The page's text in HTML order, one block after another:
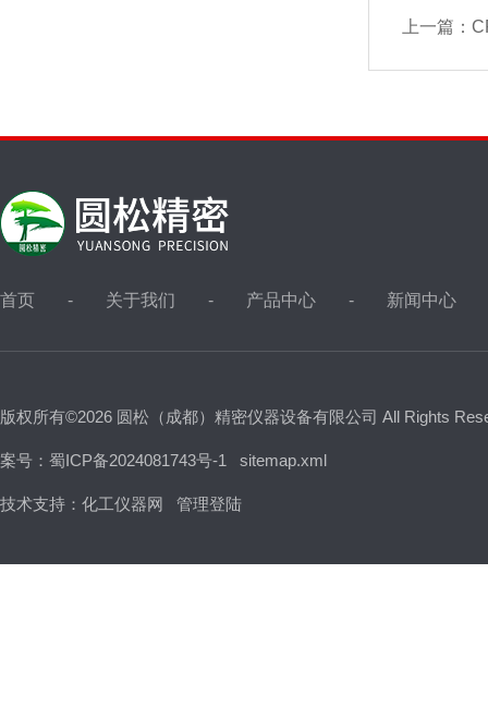
上一篇：
首页 关于我们 产品中心 新闻中心
版权所有©2026 圆松（成都）精密仪器设备有限公司 All Rights
案号：蜀ICP备2024081743号-1 sitemap.xml
技术支持： 化工仪器网 管理登陆